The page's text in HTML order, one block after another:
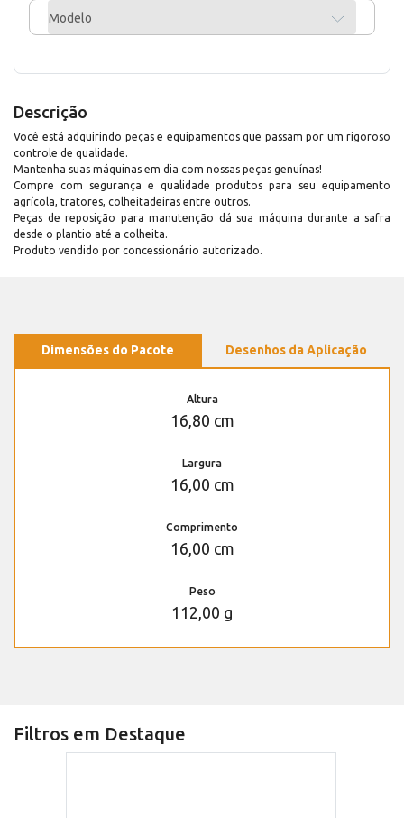
Modelo
Descrição
Você está adquirindo peças e equipamentos que passam por um rigoroso
controle de qualidade.
Mantenha suas máquinas em dia com nossas peças genuínas!
Compre com segurança e qualidade produtos para seu equipamento
agrícola, tratores, colheitadeiras entre outros.
Peças de reposição para manutenção dá sua máquina durante a safra
desde o plantio até a colheita.
Produto vendido por concessionário autorizado.
Dimensões do Pacote Desenhos da Aplicação
Altura
16,80 cm
Largura
16,00 cm
Comprimento
16,00 cm
Peso
112,00 g
Filtros em Destaque